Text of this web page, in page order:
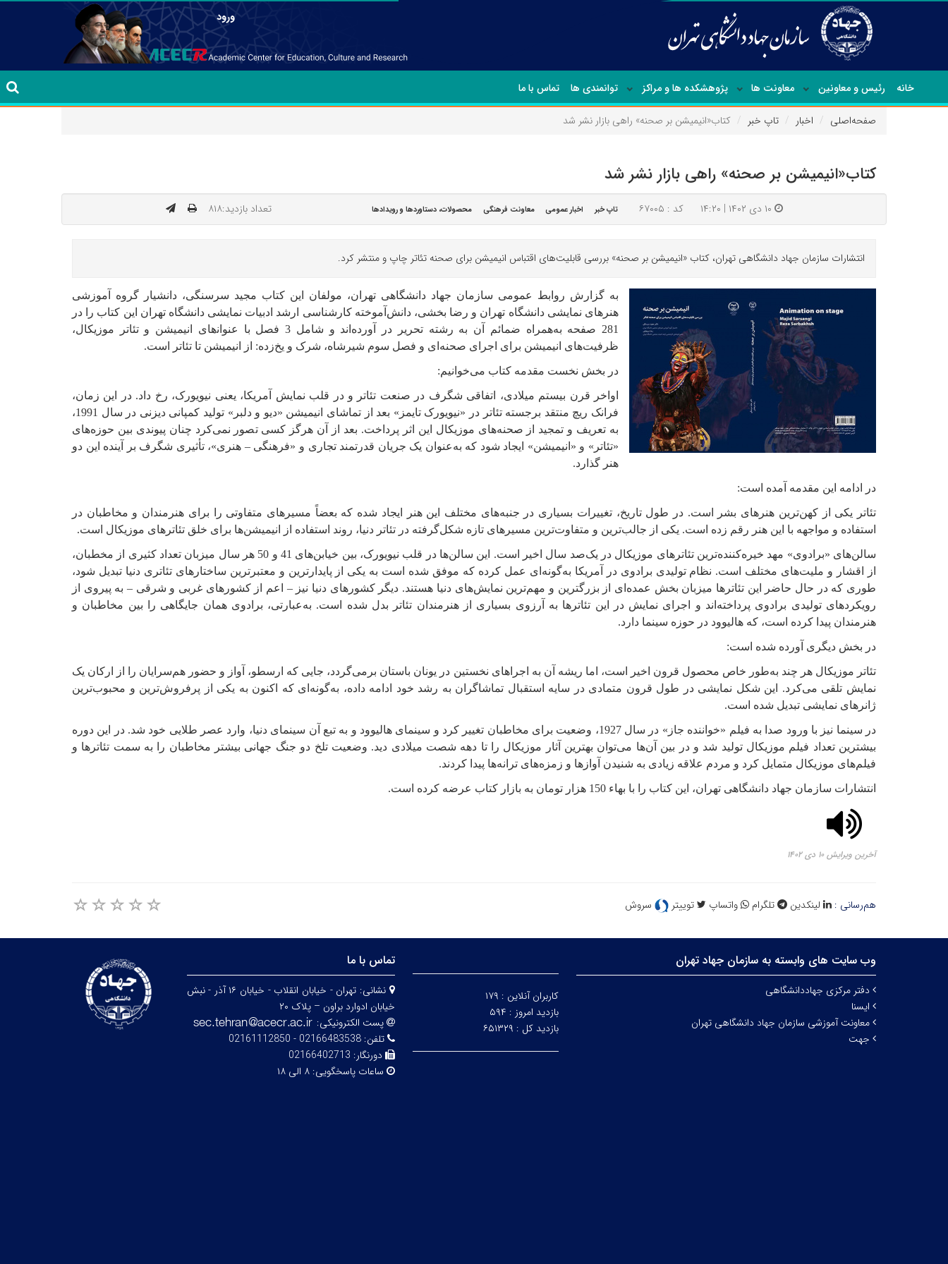
ورود
خانه رئیس و معاونین معاونت ها پژوهشکده ها و مراکز توانمندی ها تماس با ما
صفحه‌اصلی اخبار تاپ خبر کتاب«انیمیشن بر صحنه» راهی بازار نشر شد
کتاب«انیمیشن بر صحنه» راهی بازار نشر شد
۱۰ دی ۱۴۰۲ | ۱۴:۲۰ کد : ۶۷۰۰۵ تاپ خبر اخبار عمومی معاونت فرهنگی محصولات، دستاوردها و رویدادها تعداد بازدید:۸۱۸
انتشارات سازمان جهاد دانشگاهی تهران، کتاب «انیمیشن بر صحنه» بررسی قابلیت‌های اقتباس انیمیشن برای صحنه تئاتر چاپ و منتشر کرد.
به گزارش روابط عمومی سازمان جهاد دانشگاهی تهران، مولفان این کتاب مجید سرسنگی، دانشیار گروه آموزشی
هنرهای نمایشی دانشگاه تهران و رضا بخشی، دانش‌آموخته کارشناسی ارشد ادبیات نمایشی دانشگاه تهران این کتاب را در
281 صفحه به‌همراه ضمائم آن به رشته تحریر در آورده‌اند و شامل 3 فصل با عنوان‍‌های انیمیشن و تئاتر موزیکال،
ظرفیت‌های انیمیشن برای اجرای صحنه‌ای و فصل سوم شیرشاه، شرک و یخ‌زده: از انیمیشن تا تئاتر است.
در بخش نخست مقدمه کتاب می‌خوانیم:
اواخر قرن بیستم میلادی، اتفاقی شگرف در صنعت تئاتر و در قلب نمایش آمریکا، یعنی نیویورک، رخ داد. در این زمان،
فرانک ریچ منتقد برجسته تئاتر در «نیویورک تایمز» بعد از تماشای انیمیشن «دیو و دلبر» تولید کمپانی دیزنی در سال 1991،
به تعریف و تمجید از صحنه‌های موزیکال این اثر پرداخت. بعد از آن هرگز کسی تصور نمی‌کرد چنان پیوندی بین حوزه‌های
«تئاتر» و «انیمیشن» ایجاد شود که به‌عنوان یک جریان قدرتمند تجاری و «فرهنگی – هنری»، تأثیری شگرف بر آینده این دو
هنر گذارد.
در ادامه این مقدمه آمده است:
تئاتر یکی از کهن‌ترین هنرهای بشر است. در طول تاریخ، تغییرات بسیاری در جنبه‌های مختلف این هنر ایجاد شده که بعضاً مسیرهای متفاوتی را برای هنرمندان و مخاطبان در
استفاده و مواجهه با این هنر رقم زده است. یکی از جالب‌ترین و متفاوت‌ترین مسیرهای تازه شکل‌گرفته در تئاتر دنیا، روند استفاده از انیمیشن‌ها برای خلق تئاترهای موزیکال است.
سالن‌های «برادوی» مهد خیره‌کننده‌ترین تئاترهای موزیکال در یک‌صد سال اخیر است. این سالن‌ها در قلب نیویورک، بین خیابن‌های 41 و 50 هر سال میزبان تعداد کثیری از مخطبان،
از اقشار و ملیت‌های مختلف است. نظام تولیدی برادوی در آمریکا به‌گونه‌ای عمل کرده که موفق شده است به یکی از پایدارترین و معتبرترین ساختارهای تئاتری دنیا تبدیل شود،
طوری که در حال حاضر این تئاترها میزبان بخش عمده‌ای از بزرگترین و مهم‌ترین نمایش‌های دنیا هستند. دیگر کشورهای دنیا نیز – اعم از کشورهای غربی و شرقی – به پیروی از
رویکردهای تولیدی برادوی پرداخته‌اند و اجرای نمایش در این تئاترها به آرزوی بسیاری از هنرمندان تئاتر بدل شده است. به‌عبارتی، برادوی همان جایگاهی را بین مخاطبان و
هنرمندان پیدا کرده است، که هالیوود در حوزه سینما دارد.
در بخش دیگری آورده شده است:
تئاتر موزیکال هر چند به‌طور خاص محصول قرون اخیر است، اما ریشه آن به اجراهای نخستین در یونان باستان برمی‌گردد، جایی که ارسطو، آواز و حضور هم‌سرایان را از ارکان یک
نمایش تلقی می‌کرد. این شکل نمایشی در طول قرون متمادی در سایه استقبال تماشاگران به رشد خود ادامه داده، به‌گونه‌ای که اکنون به یکی از پرفروش‌ترین و محبوب‌ترین
ژانرهای نمایشی تبدیل شده است.
در سینما نیز با ورود صدا به فیلم «خواننده جاز» در سال 1927، وضعیت برای مخاطبان تغییر کرد و سینمای هالیوود و به تبع آن سینمای دنیا، وارد عصر طلایی خود شد. در این دوره
بیشترین تعداد فیلم موزیکال تولید شد و در بین آن‌ها می‌توان بهترین آثار موزیکال را تا دهه شصت میلادی دید. وضعیت تلخ دو جنگ جهانی بیشتر مخاطبان را به سمت تئاترها و
فیلم‌های موزیکال متمایل کرد و مردم علاقه زیادی به شنیدن آوازها و زمزه‌های ترانه‌ها پیدا کردند.
انتشارات سازمان جهاد دانشگاهی تهران، این کتاب را با بهاء 150 هزار تومان به بازار کتاب عرضه کرده است.
آخرین ویرایش ۱۰ دی ۱۴۰۲
هم‌رسانی : لینکدین تلگرام واتساپ توییتر سروش
وب سایت های وابسته به سازمان جهاد تهران
دفتر مرکزی جهاددانشگاهی
ایسنا
معاونت آموزشی سازمان جهاد دانشگاهی تهران
جهت
کاربران آنلاین : ۱۷۹
بازدید امروز : ۵۹۴
بازدید کل : ۶۵۱۳۲۹
تماس با ما
نشانی:
تهران - خیابان انقلاب - خیابان ۱۶ آذر - نبش
خیابان ادوارد براون – پلاک ۲۰
پست الکترونیکی:
تلفن:02166483538 - 02161112850
دورنگار: 02166402713
ساعات پاسخگویی:۸ الی ۱۸